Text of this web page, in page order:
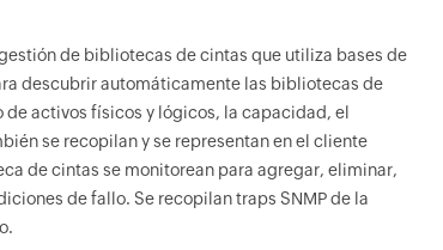
de bibliotecas de cintas que utiliza bases de
descubrir automáticamente las bibliotecas de
de activos físicos y lógicos, la capacidad, el
se recopilan y se representan en el cliente
de cintas se monitorean para agregar, eliminar,
de fallo. Se recopilan traps SNMP de la